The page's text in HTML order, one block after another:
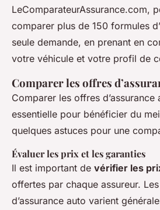
LeComparateurAssurance.com,
comparer plus de 150 formules
seule demande, en prenant en
votre véhicule et votre profil de
Comparer les offres
Comparer les offres d’assurance
essentielle pour bénéficier du
quelques astuces pour une
Évaluer les prix et les garanties
Il est important de vérifier les
offertes par chaque assureur.
d’assurance auto varient